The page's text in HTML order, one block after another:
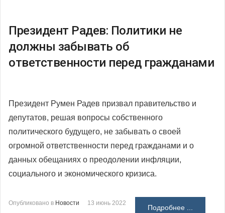
Президент Радев: Политики не
должны забывать об
ответственности перед гражданами
Президент Румен Радев призвал правительство и
депутатов, решая вопросы собственного
политического будущего, не забывать о своей
огромной ответственности перед гражданами и о
данных обещаниях о преодолении инфляции,
социального и экономического кризиса.
Опубликовано в Новости 13 июнь 2022
Подробнее ...